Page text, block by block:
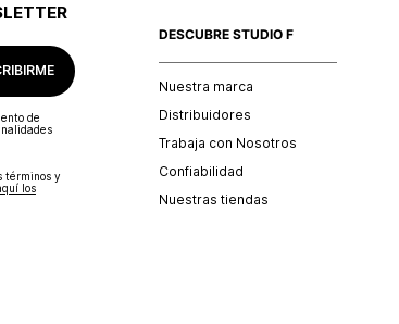
de
términos y
los
DESCUBRE STUDIO F
Nuestra marca
Distribuidores
Trabaja con Nosotros
Confiabilidad
Nuestras tiendas